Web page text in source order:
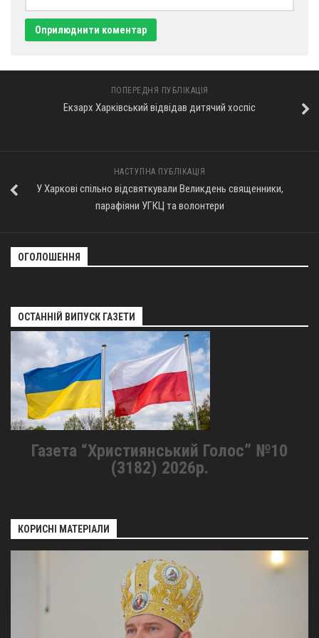
Оголошення
ПОПЕРЕДНЯ ПУБЛІКАЦІЯ
Екзарх Харківський відвідав дитячий хоспіс
НАСТУПНА ПУБЛІКАЦІЯ
У Харкові спільно відсвяткували Великдень священники,
парафіяни УГКЦ та волонтери
ОГОЛОШЕННЯ
ОСТАННІЙ ВИПУСК ГАЗЕТИ
Газета “Християнський Голос” №10
(3182) 2026р.
КОРИСНІ МАТЕРІАЛИ